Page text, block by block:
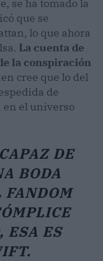
se ha tomado la
que se
lo que ahora
La cuenta de
la conspiración
cree que lo del
de
en el universo
DE
BODA
FANDOM
ESA ES